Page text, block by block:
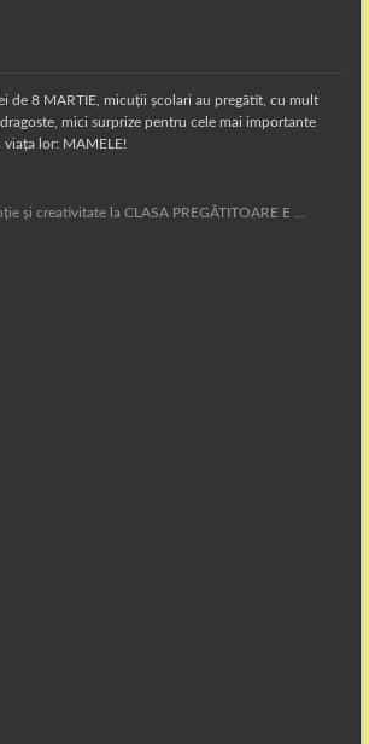
de 8 MARTIE, micuții școlari au pregătit, cu mult
mici surprize pentru cele mai importante
viața lor: MAMELE!
și creativitate la CLASA PREGĂTITOARE E …